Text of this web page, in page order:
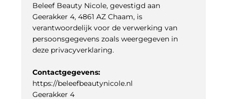
Beleef Beauty Nicole, gevestigd aan
Geerakker 4, 4861 AZ Chaam, is
verantwoordelijk voor de verwerking van
persoonsgegevens zoals weergegeven in
deze privacyverklaring.
Contactgegevens:
https://beleefbeautynicole.nl
Geerakker 4